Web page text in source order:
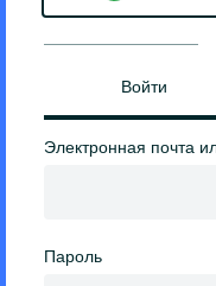
Войти
Электронная почта
Пароль